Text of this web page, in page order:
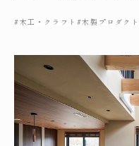
#木工・クラフト #木製プロダクト